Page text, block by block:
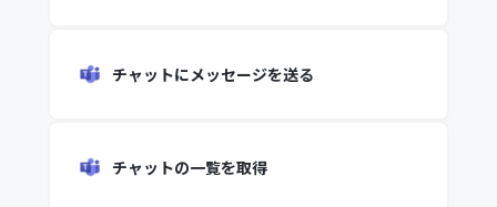
チャットにメッセージを送る
チャットの一覧を取得